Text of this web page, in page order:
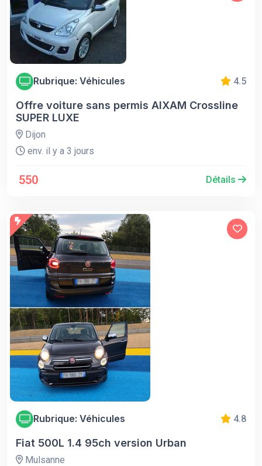
Rubrique: Véhicules 4.5
Offre voiture sans permis AIXAM Crossline
SUPER LUXE
Dijon
env. il y a 3 jours
550 Détails
Rubrique: Véhicules 4.8
Fiat 500L 1.4 95ch version Urban
Mulsanne